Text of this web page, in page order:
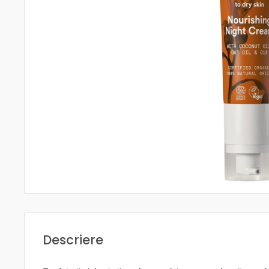
Descriere